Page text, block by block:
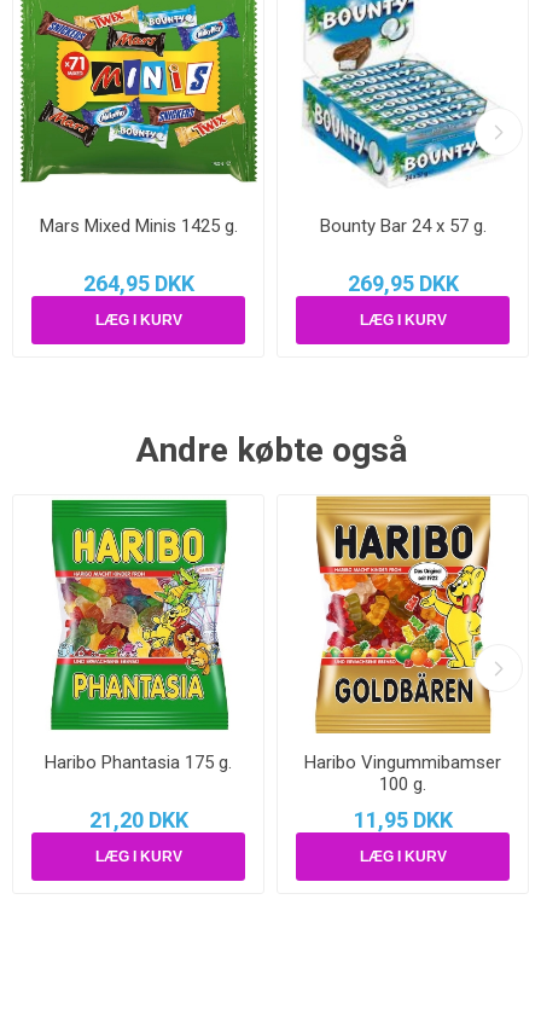
Mars Mixed Minis 1425 g.
264,95 DKK
Bounty Bar 24 x 57 g.
269,95 DKK
Andre købte også
Haribo Phantasia 175 g.
21,20 DKK
Haribo Vingummibamser
100 g.
11,95 DKK